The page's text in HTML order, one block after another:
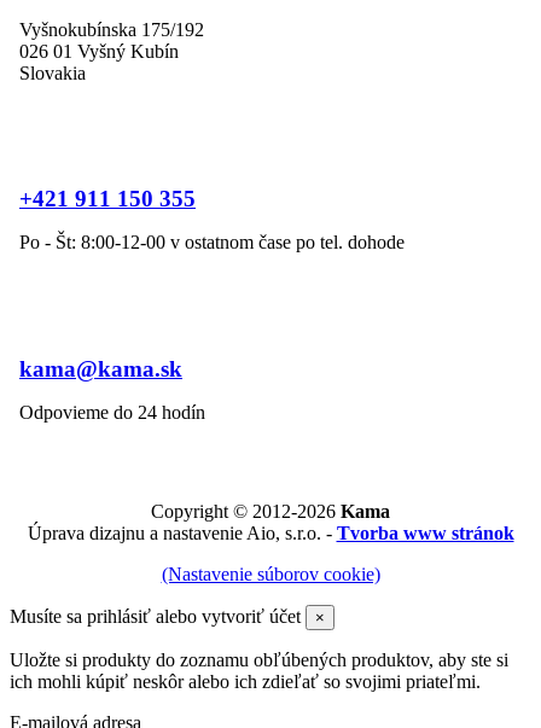
Vyšnokubínska 175/192
026 01 Vyšný Kubín
Slovakia
+421 911 150 355
Po - Št: 8:00-12-00 v ostatnom čase po tel. dohode
kama@kama.sk
Odpovieme do 24 hodín
Copyright © 2012-2026 Kama
Úprava dizajnu a nastavenie Aio, s.r.o. - Tvorba www stránok
(Nastavenie súborov cookie)
Musíte sa prihlásiť alebo vytvoriť účet ×
Uložte si produkty do zoznamu obľúbených produktov, aby ste si
ich mohli kúpiť neskôr alebo ich zdieľať so svojimi priateľmi.
E-mailová adresa